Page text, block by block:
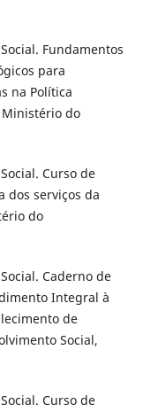
Fundamentos
para
na Política
Ministério do
Curso de
dos serviços da
do
Caderno de
Integral à
de
Social,
Curso de